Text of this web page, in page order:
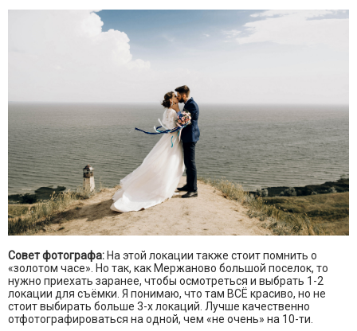
Совет фотографа: На этой локации также стоит помнить о
«золотом часе». Но так, как Мержаново большой поселок, то
нужно приехать заранее, чтобы осмотреться и выбрать 1-2
локации для съёмки. Я понимаю, что там ВСЁ красиво, но не
стоит выбирать больше 3-х локаций. Лучше качественно
отфотографироваться на одной, чем «не очень» на 10-ти.